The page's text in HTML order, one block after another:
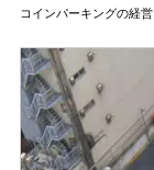
コインパーキングの経営